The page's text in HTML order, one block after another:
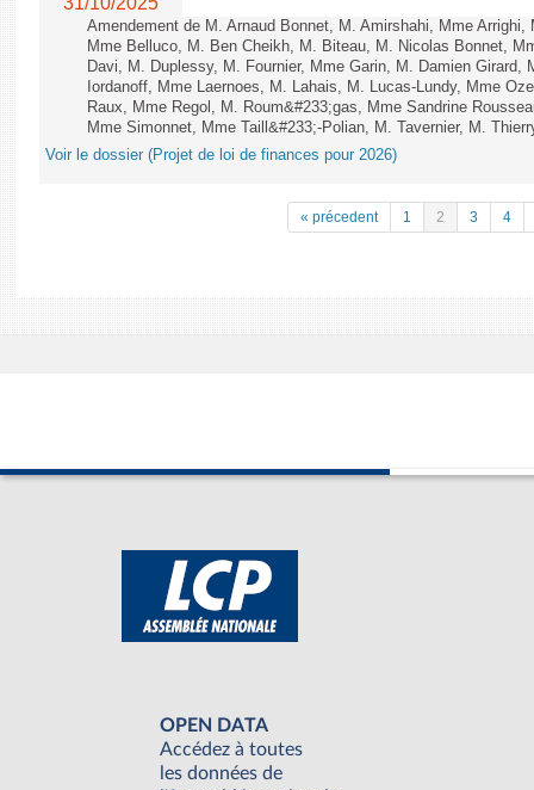
Amendement de M. Arnaud Bonnet, M. Amirshahi, Mme
Mme Belluco, M. Ben Cheikh, M. Biteau, M. Nicolas Bonnet,
Davi, M. Duplessy, M. Fournier, Mme Garin, M. Damien Girard,
Iordanoff, Mme Laernoes, M. Lahais, M. Lucas-Lundy, Mme
Raux, Mme Regol, M. Roum&#233;gas, Mme Sandrine
Mme Simonnet, Mme Taill&#233;-Polian, M. Tavernier, M.
Voir le dossier (Projet de loi de finances pour 2026)
« précedent 1 2 3 4
OPEN DATA
Accédez à toutes
les données de